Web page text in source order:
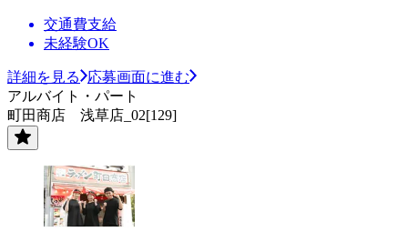
交通費支給
未経験OK
詳細を見る
応募画面に進む
アルバイト・パート
町田商店 浅草店_02[129]